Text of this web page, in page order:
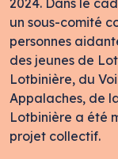
un sous-comité
personnes
des jeunes de
Lotbinière, du
Appalaches, de
Lotbinière a été
projet collectif.